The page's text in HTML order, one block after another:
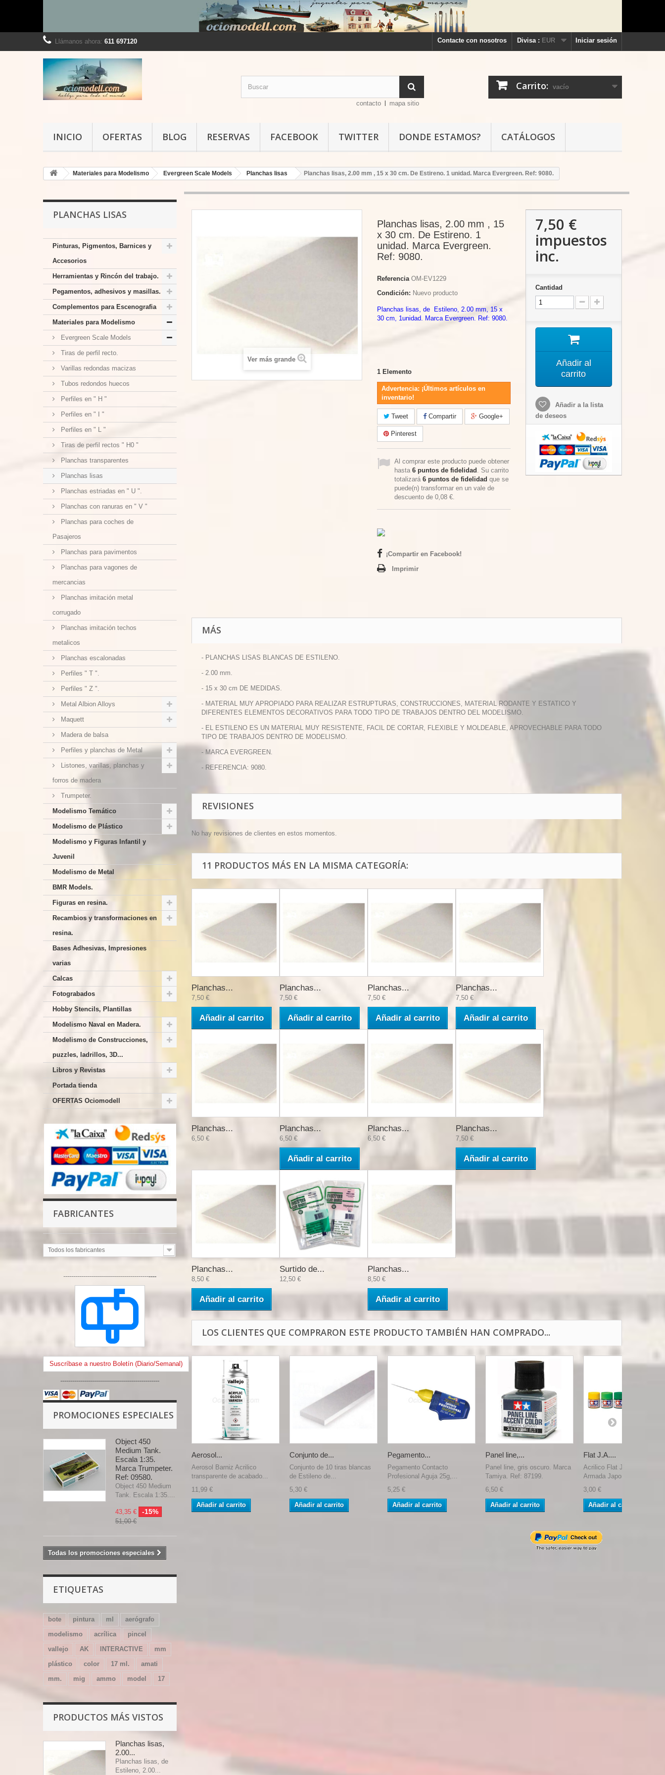
Iniciar sesión
Divisa : EUR
Contacte con nosotros
Llámanos ahora: 611 697120
Carrito: vacío
contacto mapa sitio
INICIO OFERTAS BLOG RESERVAS FACEBOOK TWITTER DONDE ESTAMOS? CATÁLOGOS
Materiales para Modelismo Evergreen Scale Models Planchas lisas Planchas lisas, 2.00 mm , 15 x 30 cm. De Estireno. 1 unidad. Marca Evergreen. Ref: 9080.
PLANCHAS LISAS
Pinturas, Pigmentos, Barnices y
Accesorios
Herramientas y Rincón del trabajo.
Pegamentos, adhesivos y masillas.
Complementos para Escenografia
Materiales para Modelismo
Evergreen Scale Models
Tiras de perfil recto.
Varillas redondas macizas
Tubos redondos huecos
Perfiles en " H "
Perfiles en " I "
Perfiles en " L "
Tiras de perfil rectos " H0 "
Planchas transparentes
Planchas lisas
Planchas estriadas en " U ".
Planchas con ranuras en " V "
Planchas para coches de
Pasajeros
Planchas para pavimentos
Planchas para vagones de
mercancias
Planchas imitación metal
corrugado
Planchas imitación techos
metalicos
Planchas escalonadas
Perfiles " T ".
Perfiles " Z ".
Metal Albion Alloys
Maquett
Madera de balsa
Perfiles y planchas de Metal
Listones, varillas, planchas y
forros de madera
Trumpeter.
Modelismo Temático
Modelismo de Plástico
Modelismo y Figuras Infantil y
Juvenil
Modelismo de Metal
BMR Models.
Figuras en resina.
Recambios y transformaciones en
resina.
Bases Adhesivas, Impresiones
varias
Calcas
Fotograbados
Hobby Stencils, Plantillas
Modelismo Naval en Madera.
Modelismo de Construcciones,
puzzles, ladrillos, 3D...
Libros y Revistas
Portada tienda
OFERTAS Ociomodell
FABRICANTES
Todos los fabricantes
-----------------------------------------------
Suscríbase a nuestro Boletín (Diario/Semanal)
--------------------------------------------------
PROMOCIONES ESPECIALES
Object 450
Medium Tank.
Escala 1:35.
Marca Trumpeter.
Ref: 09580.
Object 450 Medium
Tank. Escala 1:35....
43,35 € -15%
51,00 €
Todas los promociones especiales
ETIQUETAS
bote pintura ml
aerógrafo
modelismo
acrílica
pincel
vallejo
AK INTERACTIVE
mm
plástico
color 17 ml.
amati
mm.
mig ammo model 17
PRODUCTOS MÁS VISTOS
Planchas lisas,
2.00...
Planchas lisas, de
Estileno, 2.00...
Ver más grande
Planchas lisas, 2.00 mm , 15
x 30 cm. De Estireno. 1
unidad. Marca Evergreen.
Ref: 9080.
Referencia OM-EV1229
Condición: Nuevo producto
Planchas lisas, de Estileno, 2.00 mm, 15 x
30 cm, 1unidad. Marca Evergreen. Ref: 9080.
1 Elemento
Advertencia: ¡Últimos artículos en
inventario!
Tweet Compartir Google+
Pinterest
Al comprar este producto puede obtener
hasta 6 puntos de fidelidad . Su carrito
totalizará 6 puntos de fidelidad que se
puede(n) transformar en un vale de
descuento de 0,08 €.
¡Compartir en Facebook!
Imprimir
7,50 €
impuestos
inc.
Cantidad
Añadir al
carrito
Añadir a la lista
de deseos
MÁS
- PLANCHAS LISAS BLANCAS DE ESTILENO.
- 2.00 mm.
- 15 x 30 cm DE MEDIDAS.
- MATERIAL MUY APROPIADO PARA REALIZAR ESTRUPTURAS, CONSTRUCCIONES, MATERIAL RODANTE Y ESTATICO Y
DIFERENTES ELEMENTOS DECORATIVOS PARA TODO TIPO DE TRABAJOS DENTRO DEL MODELISMO.
- EL ESTILENO ES UN MATERIAL MUY RESISTENTE, FACIL DE CORTAR, FLEXIBLE Y MOLDEABLE, APROVECHABLE PARA TODO
TIPO DE TRABAJOS DENTRO DE MODELISMO.
- MARCA EVERGREEN.
- REFERENCIA: 9080.
REVISIONES
No hay revisiones de clientes en estos momentos.
11 PRODUCTOS MÁS EN LA MISMA CATEGORÍA:
Planchas...
7,50 €
Añadir al carrito
Planchas...
7,50 €
Añadir al carrito
Planchas...
7,50 €
Añadir al carrito
Planchas...
7,50 €
Añadir al carrito
Planchas...
6,50 €
Planchas...
6,50 €
Añadir al carrito
Planchas...
6,50 €
Planchas...
7,50 €
Añadir al carrito
Planchas...
8,50 €
Añadir al carrito
Surtido de...
12,50 €
Planchas...
8,50 €
Añadir al carrito
LOS CLIENTES QUE COMPRARON ESTE PRODUCTO TAMBIÉN HAN COMPRADO...
Aerosol...
Aerosol Barniz Acrilico
transparente de acabado...
11,99 €
Añadir al carrito
Conjunto de...
Conjunto de 10 tiras blancas
de Estileno de...
5,30 €
Añadir al carrito
Pegamento...
Pegamento Contacto
Profesional Aguja 25g,...
5,25 €
Añadir al carrito
Panel line,...
Panel line, gris oscuro. Marca
Tamiya. Ref: 87199.
6,50 €
Añadir al carrito
Flat J.A....
Acrilico Flat J.A. Grey,
Armada Japonesa Gris...
3,00 €
Añadir al carrito